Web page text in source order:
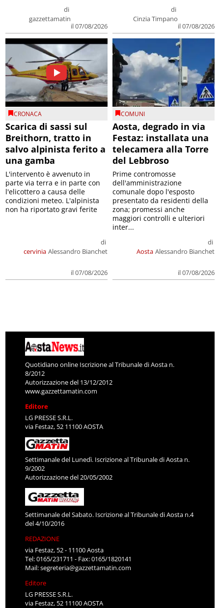
di
gazzettamatin
il 07/08/2026
di
Cinzia Timpano
il 07/08/2026
CRONACA
Scarica di sassi sul
Breithorn, tratto in
salvo alpinista ferito a
una gamba
cervinia
di
Alessandro Bianchet
il 07/08/2026
L'intervento è avvenuto in
parte via terra e in parte con
l'elicottero a causa delle
condizioni meteo. L'alpinista
non ha riportato gravi ferite
COMUNI
Aosta, degrado in via
Festaz: installata una
telecamera alla Torre
del Lebbroso
Aosta
di
Alessandro Bianchet
il 07/08/2026
Prime contromosse
dell'amministrazione
comunale dopo l'esposto
presentato da residenti della
zona; promessi anche
maggiori controlli e ulteriori
inter...
Quotidiano online Iscrizione al Tribunale di Aosta n.
8/2012
Autorizzazione del 13/12/2012
www.gazzettamatin.com
Editore
LG PRESSE S.R.L.
via Festaz, 52 11100 AOSTA
Settimanale del Lunedì. Iscrizione al Tribunale di Aosta n.
9/2002
Autorizzazione del 20/05/2002
Settimanale del Sabato. Iscrizione al Tribunale di Aosta n.4
del 4/10/2016
REDAZIONE
via Festaz, 52 - 11100 Aosta
Tel: 0165/231711 - Fax: 0165/1820141
Mail:segreteria@gazzettamatin.com
Editore
LG PRESSE S.R.L.
via Festaz, 52 11100 AOSTA